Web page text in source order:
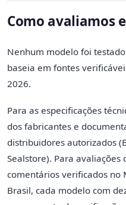
Como avaliamos
Nenhum modelo foi
baseia em fontes
2026.
Para as especificações
dos fabricantes e
distribuidores autorizados
Sealstore). Para avaliações
comentários verificados no
Brasil, cada modelo com